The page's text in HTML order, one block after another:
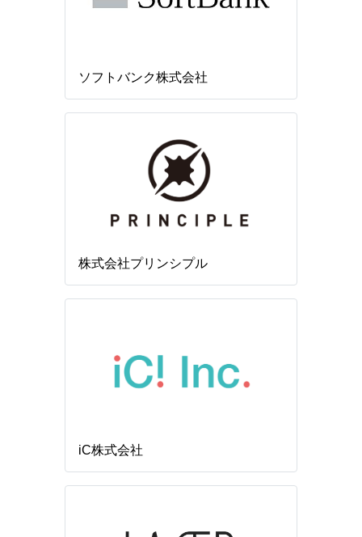
ソフトバンク株式会社
株式会社プリンシプル
iC株式会社